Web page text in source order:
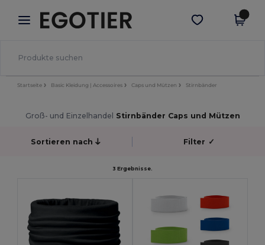
× Egotier App
Bessere Preise in der App!
App holen
Startseite Basic Kleidung | Accessoires Caps und Mützen Stirnbänder
Groß- und Einzelhandel Stirnbänder Caps und Mützen
Sortieren nach Filter ✓
3 Ergebnisse.